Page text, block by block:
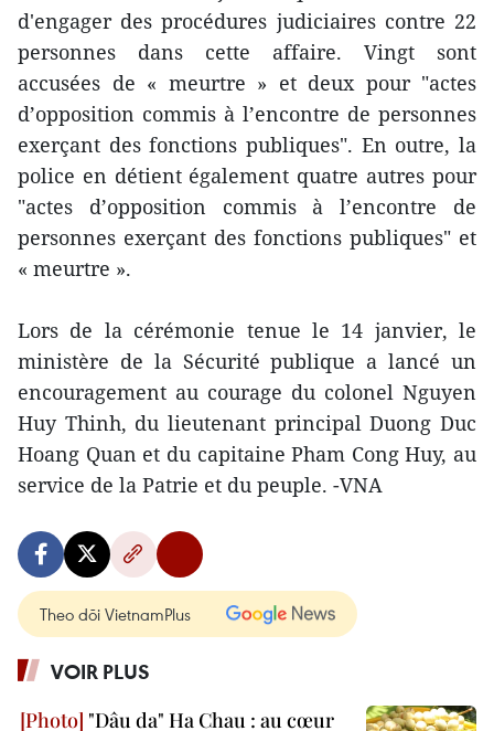
d'engager des procédures judiciaires contre 22
personnes dans cette affaire. Vingt sont
accusées de « meurtre » et deux pour "actes
d’opposition commis à l’encontre de personnes
exerçant des fonctions publiques". En outre, la
police en détient également quatre autres pour
"actes d’opposition commis à l’encontre de
personnes exerçant des fonctions publiques" et
« meurtre ».
Lors de la cérémonie tenue le 14 janvier, le
ministère de la Sécurité publique a lancé un
encouragement au courage du colonel Nguyen
Huy Thinh, du lieutenant principal Duong Duc
Hoang Quan et du capitaine Pham Cong Huy, au
service de la Patrie et du peuple. -VNA
Theo dõi VietnamPlus
VOIR PLUS
"Dâu da" Ha Chau : au cœur